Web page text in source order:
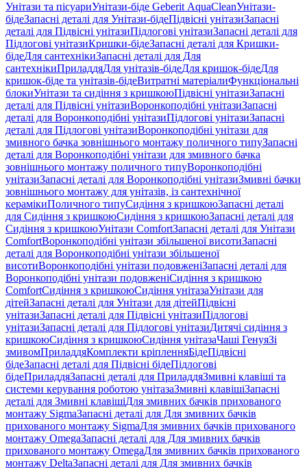
Унітази та пісуариУнітази-біде Geberit AquaCleanУнітази-
бідеЗапасні деталі для Унітази-бідеПідвісні унітазиЗапасні
деталі для Підвісні унітазиПідлогові унітазиЗапасні деталі для
Підлогові унітазиКришки-бідеЗапасні деталі для Кришки-
бідеДля сантехнікиЗапасні деталі для Для
сантехнікиПриладдяДля унітазів-бідеДля кришок-бідеДля
кришок-біде та унітазів-бідеВитратні матеріалиФункціональні
блокиУнітази та сидіння з кришкоюПідвісні унітазиЗапасні
деталі для Підвісні унітазиВоронкоподібні унітазиЗапасні
деталі для Воронкоподібні унітазиПідлогові унітазиЗапасні
деталі для Підлогові унітазиВоронкоподібні унітази для
змивного бачка зовнішнього монтажу поличного типуЗапасні
деталі для Воронкоподібні унітази для змивного бачка
зовнішнього монтажу поличного типуВоронкоподібні
унітазиЗапасні деталі для Воронкоподібні унітазиЗмивні бачки
зовнішнього монтажу для унітазів, із сантехнічної
керамікиПоличного типуСидіння з кришкоюЗапасні деталі
для Сидіння з кришкоюСидіння з кришкоюЗапасні деталі для
Сидіння з кришкоюУнітази ComfortЗапасні деталі для Унітази
ComfortВоронкоподібні унітази збільшеної висотиЗапасні
деталі для Воронкоподібні унітази збільшеної
висотиВоронкоподібні унітази подовженіЗапасні деталі для
Воронкоподібні унітази подовженіСидіння з кришкою
ComfortСидіння з кришкоюСидіння унітазаУнітази для
дітейЗапасні деталі для Унітази для дітейПідвісні
унітазиЗапасні деталі для Підвісні унітазиПідлогові
унітазиЗапасні деталі для Підлогові унітазиДитячі сидіння з
кришкоюСидіння з кришкоюСидіння унітазаЧаші ГенуяЗі
змивомПриладдяКомплекти кріпленняБідеПідвісні
бідеЗапасні деталі для Підвісні бідеПідлогові
бідеПриладдяЗапасні деталі для ПриладдяЗмивні клавіші та
системи керування роботою унітазаЗмивні клавішіЗапасні
деталі для Змивні клавішіДля змивних бачків прихованого
монтажу SigmaЗапасні деталі для Для змивних бачків
прихованого монтажу SigmaДля змивних бачків прихованого
монтажу OmegaЗапасні деталі для Для змивних бачків
прихованого монтажу OmegaДля змивних бачків прихованого
монтажу DeltaЗапасні деталі для Для змивних бачків